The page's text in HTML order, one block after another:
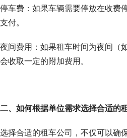
停车费：如果车辆需要停放在收费
支付。
夜间费用：如果租车时间为夜间（
会收取一定的附加费用。
二、如何根据单位需求选择合适的
选择合适的租车公司，不仅可以确